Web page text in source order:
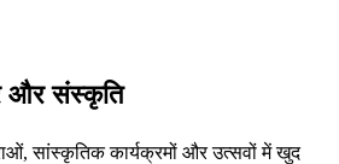
और संस्कृति
सांस्कृतिक कार्यक्रमों और उत्सवों में खुद